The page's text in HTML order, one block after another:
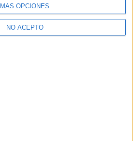
MÁS OPCIONES
NO ACEPTO